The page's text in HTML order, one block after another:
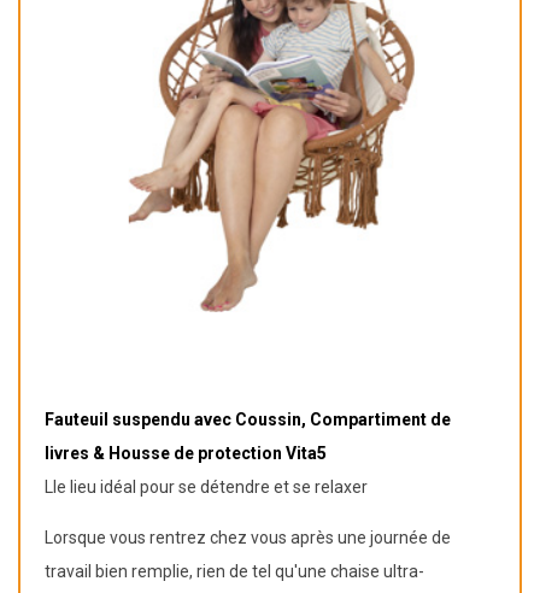
Fauteuil suspendu avec Coussin, Compartiment de
livres & Housse de protection Vita5
Lle lieu idéal pour se détendre et se relaxer
Lorsque vous rentrez chez vous après une journée de
travail bien remplie, rien de tel qu'une chaise ultra-